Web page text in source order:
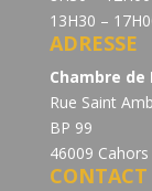
13H30 –
ADRESSE
Chambre
Rue Saint
BP 99
46009
CONTACT